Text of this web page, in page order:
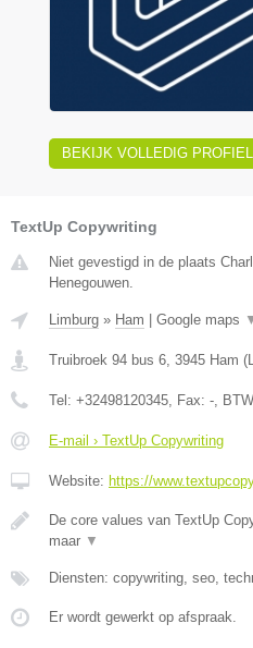
BEKIJK VOLLEDIG PROFIEL
TextUp Copywriting
Niet gevestigd in de plaats
Henegouwen.
Limburg » Ham Google maps
Truibroek 94 bus 6, 3945 Ham (
Tel: +32498120345, Fax: -,
E-mail › TextUp Copywriting
Website: https://
De core values van TextUp
maar ▼
Diensten: copywriting, seo,
Er wordt gewerkt op afspraak.